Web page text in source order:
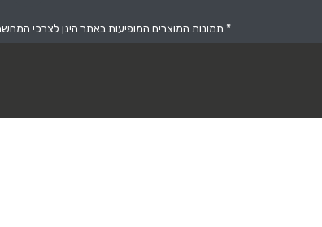
* תמונות המוצרים המופיעות באתר הינן לצרכי